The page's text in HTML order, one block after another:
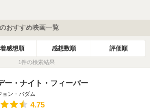
おすすめ映画一覧
感想順 感想数順 評価順
1件の検索結果
ー・ナイト・フィーバー
ョン・バダム
4.75